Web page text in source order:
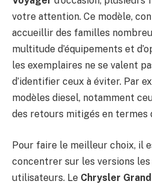
votre attention. Ce modèle,
accueillir des familles
multitude d’équipements et
les exemplaires ne se valent
d’identifier ceux à éviter. Par
modèles diesel, notamment
des retours mitigés en termes
Pour faire le meilleur choix, il
concentrer sur les versions
utilisateurs. Le Chrysler